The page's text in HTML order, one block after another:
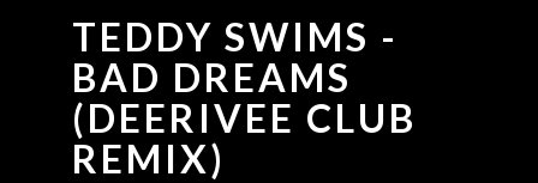
TEDDY SWIMS -
BAD DREAMS
(DEERIVEE CLUB
REMIX)